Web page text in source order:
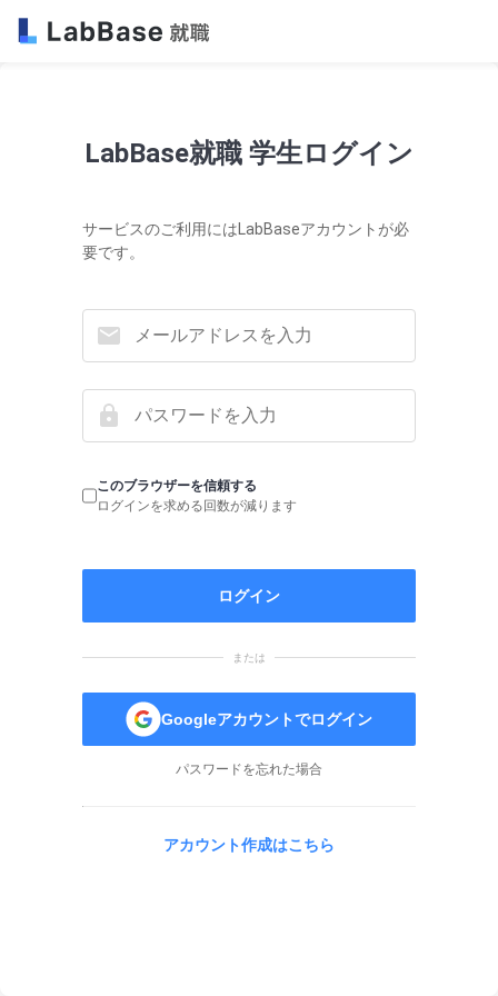
LabBase就職 学生ログイン
サービスのご利用にはLabBaseアカウントが必
要です。
このブラウザーを信頼する
ログインを求める回数が減ります
ログイン
または
Googleアカウントでログイン
パスワードを忘れた場合
アカウント作成はこちら